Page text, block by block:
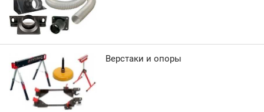
Верстаки и опоры